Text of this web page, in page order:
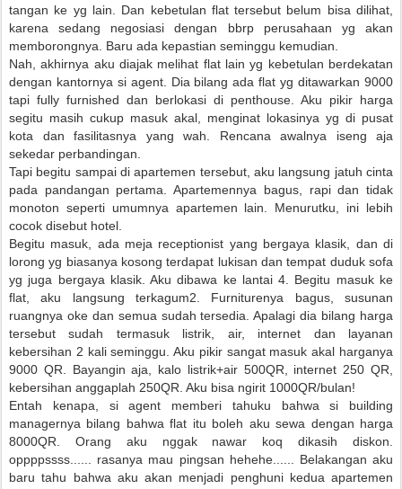
tangan ke yg lain. Dan kebetulan flat tersebut belum bisa dilihat,
karena sedang negosiasi dengan bbrp perusahaan yg akan
memborongnya. Baru ada kepastian seminggu kemudian.
Nah, akhirnya aku diajak melihat flat lain yg kebetulan berdekatan
dengan kantornya si agent. Dia bilang ada flat yg ditawarkan 9000
tapi fully furnished dan berlokasi di penthouse. Aku pikir harga
segitu masih cukup masuk akal, menginat lokasinya yg di pusat
kota dan fasilitasnya yang wah. Rencana awalnya iseng aja
sekedar perbandingan.
Tapi begitu sampai di apartemen tersebut, aku langsung jatuh cinta
pada pandangan pertama. Apartemennya bagus, rapi dan tidak
monoton seperti umumnya apartemen lain. Menurutku, ini lebih
cocok disebut hotel.
Begitu masuk, ada meja receptionist yang bergaya klasik, dan di
lorong yg biasanya kosong terdapat lukisan dan tempat duduk sofa
yg juga bergaya klasik. Aku dibawa ke lantai 4. Begitu masuk ke
flat, aku langsung terkagum2. Furniturenya bagus, susunan
ruangnya oke dan semua sudah tersedia. Apalagi dia bilang harga
tersebut sudah termasuk listrik, air, internet dan layanan
kebersihan 2 kali seminggu. Aku pikir sangat masuk akal harganya
9000 QR. Bayangin aja, kalo listrik+air 500QR, internet 250 QR,
kebersihan anggaplah 250QR. Aku bisa ngirit 1000QR/bulan!
Entah kenapa, si agent memberi tahuku bahwa si building
managernya bilang bahwa flat itu boleh aku sewa dengan harga
8000QR. Orang aku nggak nawar koq dikasih diskon.
oppppssss...... rasanya mau pingsan hehehe...... Belakangan aku
baru tahu bahwa aku akan menjadi penghuni kedua apartemen